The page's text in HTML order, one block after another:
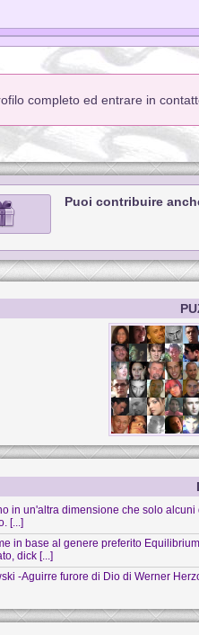
completo ed entrare in
Puoi contribuire
in un'altra dimensione che solo
[...]
in base al genere preferito
dick [...]
-Aguirre furore di Dio di Werner